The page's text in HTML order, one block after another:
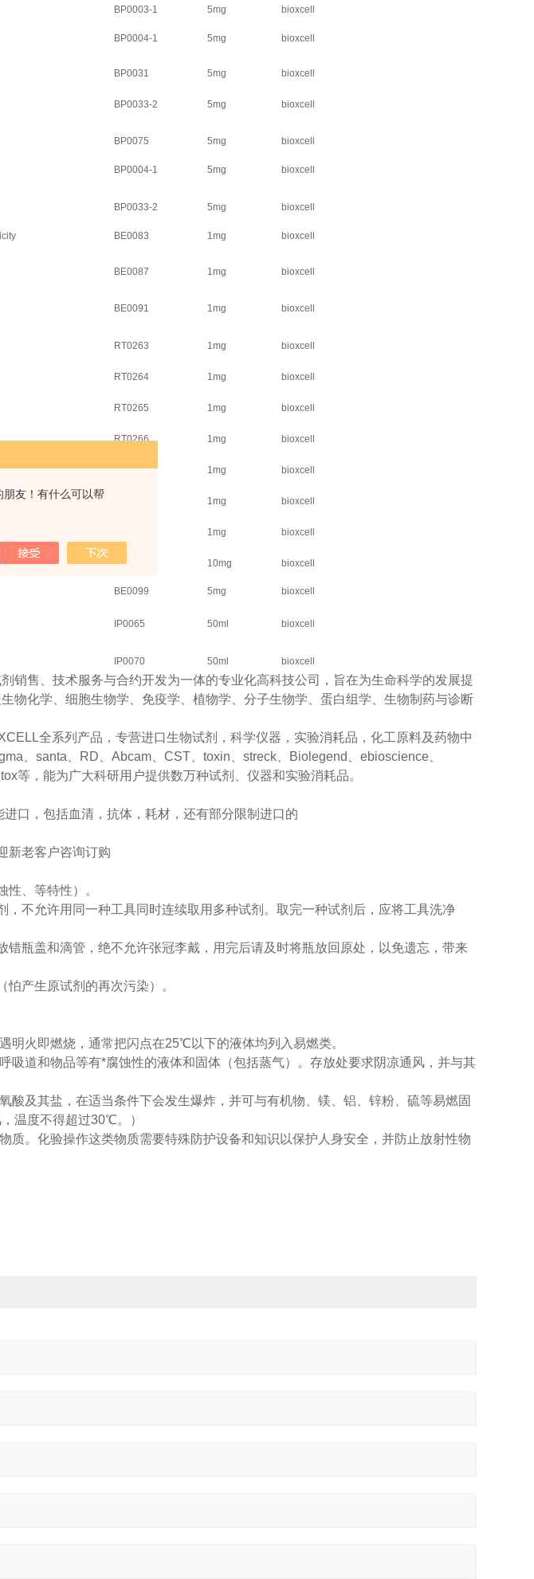
朋友！有什么可以帮
BP0003-1 5mg bioxcell
BP0004-1 5mg bioxcell
BP0031 5mg bioxcell
BP0033-2 5mg bioxcell
BP0075 5mg bioxcell
BP0004-1 5mg bioxcell
BP0033-2 5mg bioxcell
BE0083 1mg bioxcell
BE0087 1mg bioxcell
BE0091 1mg bioxcell
RT0263 1mg bioxcell
RT0264 1mg bioxcell
RT0265 1mg bioxcell
RT0266 1mg bioxcell
RT0267 1mg bioxcell
1mg bioxcell
1mg bioxcell
BE0098 10mg bioxcell
BE0099 5mg bioxcell
IP0065 50ml bioxcell
IP0070 50ml bioxcell
销售、技术服务与合约开发为一体的专业化高科技公司，旨在为生命科学的发展提
物化学、细胞生物学、免疫学、植物学、分子生物学、蛋白组学、生物制药与诊断
全系列产品，专营进口生物试剂，科学仪器，实验消耗品，化工原料及药物中
、santa、RD、Abcam、CST、toxin、streck、Biolegend、ebioscience、
等，能为广大科研用户提供数万种试剂、仪器和实验消耗品。
口，包括血清，抗体，耗材，还有部分限制进口的
新老客户咨询订购
性、等特性）。
，不允许用同一种工具同时连续取用多种试剂。取完一种试剂后，应将工具洗净
错瓶盖和滴管，绝不允许张冠李戴，用完后请及时将瓶放回原处，以免遗忘，带来
怕产生原试剂的再次污染）。
明火即燃烧，通常把闪点在25℃以下的液体均列入易燃类。
吸道和物品等有*腐蚀性的液体和固体（包括蒸气）。存放处要求阴凉通风，并与其
酸及其盐，在适当条件下会发生爆炸，并可与有机物、镁、铝、锌粉、硫等易燃固
温度不得超过30℃。）
质。化验操作这类物质需要特殊防护设备和知识以保护人身安全，并防止放射性物